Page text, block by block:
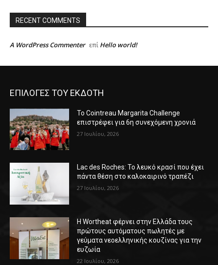
RECENT COMMENTS
A WordPress Commenter επί Hello world!
ΕΠΙΛΟΓΕΣ ΤΟΥ ΕΚΔΟΤΗ
Το Cointreau Margarita Challenge
επιστρέφει για 6η συνεχόμενη χρονιά
27 Ιουλίου, 2026
Lac des Roches: Το λευκό κρασί που έχει
πάντα θέση στο καλοκαιρινό τραπέζι
27 Ιουλίου, 2026
Η Wortheat φέρνει στην Ελλάδα τους
πρώτους αυτόματους πωλητές με
γεύματα νεοελληνικής κουζίνας για την
ευζωία
22 Ιουλίου, 2026